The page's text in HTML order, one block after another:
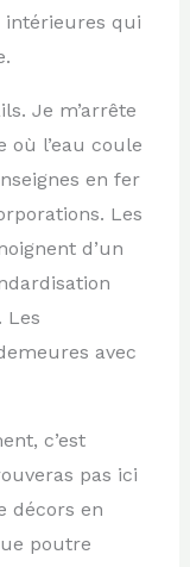
intérieures qui
Je m’arrête
où l’eau coule
en fer
Les
d’un
Les
avec
c’est
pas ici
décors en
poutre